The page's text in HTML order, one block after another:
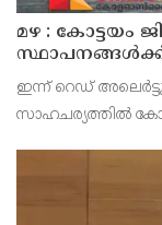
മഴ : കോട്ടയം
ഇന്ന് റെഡ്
സാഹചര്യത്തിൽ
വെള്ളി) ജില്ലാ